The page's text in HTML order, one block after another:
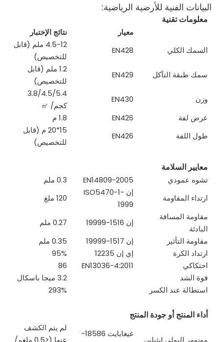
البيانات الفنية للأرضية الرياضية:
معلومات تقنية
معيار
نتائج الإختبار
السمك الكلي
EN428
4.5-12 ملم (قابل
للتخصيص)
سمك طبقة التآكل
EN429
1.2 ملم (قابل
للتخصيص)
وزن
EN430
3.8/4.5/5.4
كجم/ ㎡
عرض لفة
EN426
1.8 م
طول اللفة
EN426
15*20 م (قابل
للتخصيص)
معايير السلامة
تشوه عمودي EN14809-2005
0.3 ملم
ارتداء المقاومة
إن ISO5470-1-
1999
120 ملغ
مقاومة المسافة
البادئة
إن 1516-19999
0.27 ملم
مقاومة التأثير
إن 1517-19999
0.35 ملم
ارتداد الكرة
إي إن 12235
95%
احتكاكي
EN13036-4:2011
86
قوة الشد
3.2 ميجا باسكال
استطالة عند الكسر
293%
أداء المنتج أو جودة المنتج
غيغابايت 18586-
لم يتم الكشف